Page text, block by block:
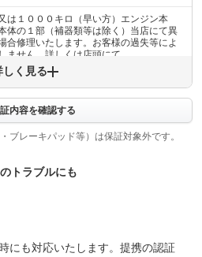
は１０００キロ（早い方）エンジン本
体の１部（補器類等は除く）当店にて異
合修理いたします。お客様の過失等によ
ません。詳しくは店頭にて
しく見る
内容を確認する
レーキパッド等）は保証対象外です。
トラブルにも
にも対応いたします。提携の認証